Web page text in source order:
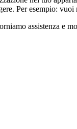
Per esempio:
assistenza e